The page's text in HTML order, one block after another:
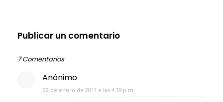
Publicar un comentario
7 Comentarios
Anónimo
22 de enero de 2011 a las 4:39 p.m.